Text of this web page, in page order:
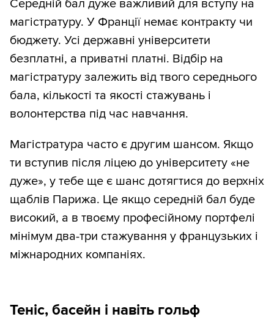
Середній бал дуже важливий для вступу на
магістратуру. У Франції немає контракту чи
бюджету. Усі державні університети
безплатні, а приватні платні. Відбір на
магістратуру залежить від твого середнього
бала, кількості та якості стажувань і
волонтерства під час навчання.
Магістратура часто є другим шансом. Якщо
ти вступив після ліцею до університету «не
дуже», у тебе ще є шанс дотягтися до верхніх
щаблів Парижа. Це якщо середній бал буде
високий, а в твоєму професійному портфелі
мінімум два-три стажування у французьких і
міжнародних компаніях.
Теніс, басейн і навіть гольф